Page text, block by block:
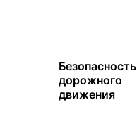
Безопасность
дорожного
движения